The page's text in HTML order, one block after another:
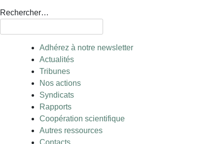
Rechercher…
Adhérez à notre newsletter
Actualités
Tribunes
Nos actions
Syndicats
Rapports
Coopération scientifique
Autres ressources
Contacts